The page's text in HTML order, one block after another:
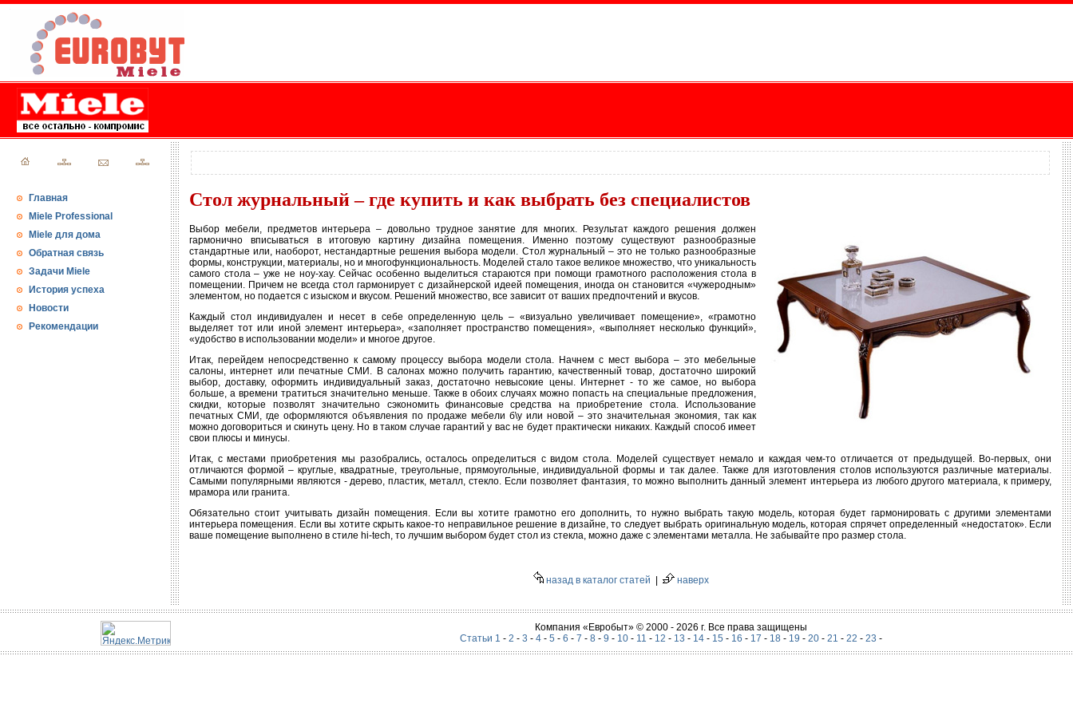
Главная
Miele Professional
Miele для дома
Обратная связь
Задачи Miele
История успеха
Новости
Рекомендации
Стол журнальный – где купить и как выбрать без специалистов
Выбор мебели, предметов интерьера – довольно трудное занятие для многих. Результат каждого решения должен
гармонично вписываться в итоговую картину дизайна помещения. Именно поэтому существуют разнообразные
стандартные или, наоборот, нестандартные решения выбора модели. Стол журнальный – это не только разнообразные
формы, конструкции, материалы, но и многофункциональность. Моделей стало такое великое множество, что уникальность
самого стола – уже не ноу-хау. Сейчас особенно выделиться стараются при помощи грамотного расположения стола в
помещении. Причем не всегда стол гармонирует с дизайнерской идеей помещения, иногда он становится «чужеродным»
элементом, но подается с изыском и вкусом. Решений множество, все зависит от ваших предпочтений и вкусов.
Каждый стол индивидуален и несет в себе определенную цель – «визуально увеличивает помещение», «грамотно
выделяет тот или иной элемент интерьера», «заполняет пространство помещения», «выполняет несколько функций»,
«удобство в использовании модели» и многое другое.
Итак, перейдем непосредственно к самому процессу выбора модели стола. Начнем с мест выбора – это мебельные
салоны, интернет или печатные СМИ. В салонах можно получить гарантию, качественный товар, достаточно широкий
выбор, доставку, оформить индивидуальный заказ, достаточно невысокие цены. Интернет - то же самое, но выбора
больше, а времени тратиться значительно меньше. Также в обоих случаях можно попасть на специальные предложения,
скидки, которые позволят значительно сэкономить финансовые средства на приобретение стола. Использование
печатных СМИ, где оформляются объявления по продаже мебели б\у или новой – это значительная экономия, так как
можно договориться и скинуть цену. Но в таком случае гарантий у вас не будет практически никаких. Каждый способ имеет
свои плюсы и минусы.
Итак, с местами приобретения мы разобрались, осталось определиться с видом стола. Моделей существует немало и каждая чем-то отличается от предыдущей. Во-первых, они
отличаются формой – круглые, квадратные, треугольные, прямоугольные, индивидуальной формы и так далее. Также для изготовления столов используются различные материалы.
Самыми популярными являются - дерево, пластик, металл, стекло. Если позволяет фантазия, то можно выполнить данный элемент интерьера из любого другого материала, к примеру,
мрамора или гранита.
Обязательно стоит учитывать дизайн помещения. Если вы хотите грамотно его дополнить, то нужно выбрать такую модель, которая будет гармонировать с другими элементами
интерьера помещения. Если вы хотите скрыть какое-то неправильное решение в дизайне, то следует выбрать оригинальную модель, которая спрячет определенный «недостаток». Если
ваше помещение выполнено в стиле hi-tech, то лучшим выбором будет стол из стекла, можно даже с элементами металла. Не забывайте про размер стола.
назад в каталог статей наверх
Компания «Евробыт» © 2000 - 2026 г. Все права защищены
Статьи 1 - 2 - 3 - 4- 5 - 6 - 7 - 8- 9 - 10- 11 - 12 - 13 - 14- 15 - 16 - 17 - 18- 19 - 20- 21 - 22 - 23 -